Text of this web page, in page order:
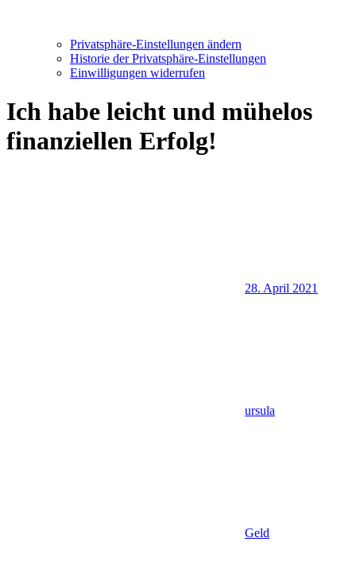
Privatsphäre-Einstellungen ändern
Historie der Privatsphäre-Einstellungen
Einwilligungen widerrufen
Ich habe leicht und mühelos
finanziellen Erfolg!
28. April 2021
ursula
Geld